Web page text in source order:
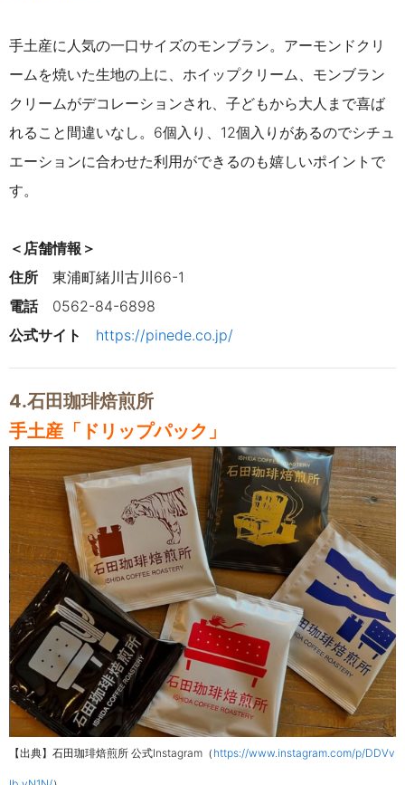
手土産に人気の一口サイズのモンブラン。 アーモンドクリ
ームを焼いた生地の上に、ホイップクリーム、モンブラン
クリームがデコレーションされ、子どもから大人まで喜ば
れること間違いなし。6個入り、12個入りがあるのでシチュ
エーションに合わせた利用ができるのも嬉しいポイントで
す。
＜店舗情報＞
住所 東浦町緒川古川66-1
電話0562-84-6898
公式サイト https://pinede.co.jp/
4.石田珈琲焙煎所
手土産「ドリップパック」
【出典】石田珈琲焙煎所 公式Instagram（ https://www.instagram.com/p/DDVv